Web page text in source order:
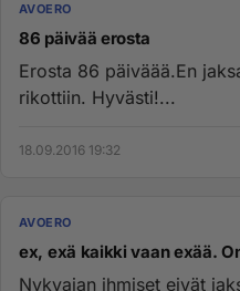
AVOERO
86 päivää erosta
Erosta 86 päiväää.En
rikottiin. Hyvästi!...
18.09.2016 19:32
AVOERO
ex, exä kaikki vaan
Nykyajan ihmiset eivät